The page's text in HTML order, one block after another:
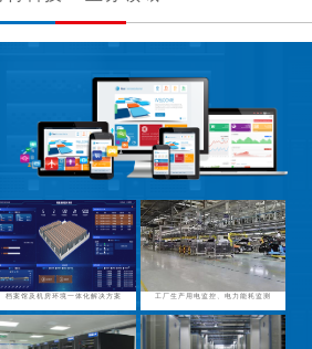
档案馆及机房环境一体化解决方案 工厂生产用电监控、电力能耗监测